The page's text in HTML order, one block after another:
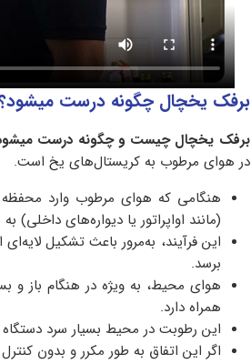
برفک یخچال چگونه درست
برفک یخچال چیست و چگونه درست
در هوای مرطوب به کریستال‌های یخ است.
هنگامی که هوای مرطوب وارد
(مانند اواپراتور یا دیواره‌های
این فرآیند، به‌مرور باعث تشکیل
برسد.
هوای محیط، به‌ ویژه در هنگام باز و
همراه دارد.
این رطوبت در محیط بسیار سرد
اگر این اتفاق به‌ طور مکرر و بدون